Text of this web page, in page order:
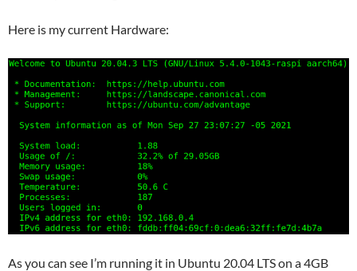
Here is my current Hardware:
As you can see I’m running it in Ubuntu 20.04 LTS on a 4GB